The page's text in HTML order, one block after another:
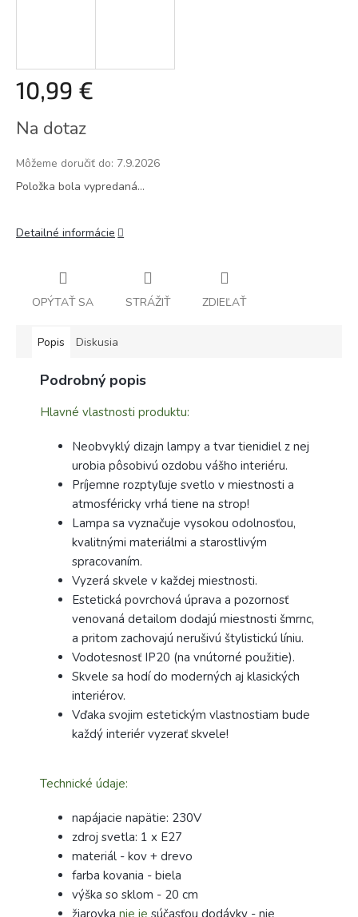
10,99 €
cena:
Na dotaz
Môžeme doručiť do: 7.9.2026
Položka bola vypredaná…
Detailné informácie
OPÝTAŤ SA STRÁŽIŤ ZDIEĽAŤ
Popis Diskusia
Podrobný popis
Hlavné vlastnosti produktu:
Neobvyklý dizajn lampy a tvar tienidiel z nej
urobia pôsobivú ozdobu vášho interiéru.
Príjemne rozptyľuje svetlo v miestnosti a
atmosféricky vrhá tiene na strop!
Lampa sa vyznačuje vysokou odolnosťou,
kvalitnými materiálmi a starostlivým
spracovaním.
Vyzerá skvele v každej miestnosti.
Estetická povrchová úprava a pozornosť
venovaná detailom dodajú miestnosti šmrnc,
a pritom zachovajú nerušivú štylistickú líniu.
Vodotesnosť IP20 (na vnútorné použitie).
Skvele sa hodí do moderných aj klasických
interiérov.
Vďaka svojim estetickým vlastnostiam bude
každý interiér vyzerať skvele!
Technické údaje:
napájacie napätie: 230V
zdroj svetla: 1 x E27
materiál - kov + drevo
farba kovania - biela
výška so sklom - 20 cm
žiarovka nie je súčasťou dodávky - nie